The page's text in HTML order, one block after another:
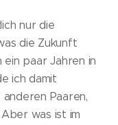
nur die
die Zukunft
paar Jahren in
ich damit
Paaren,
was ist im